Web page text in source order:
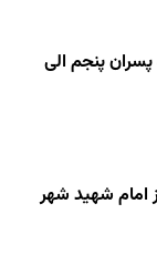
پنجم الی
امام شهید شهر